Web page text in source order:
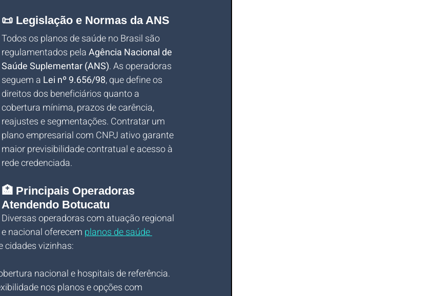
📜 Legislação e Normas da ANS
Todos os planos de saúde no Brasil são
regulamentados pela Agência Nacional de
Saúde Suplementar (ANS). As operadoras
seguem a Lei nº 9.656/98, que define os
direitos dos beneficiários quanto a
cobertura mínima, prazos de carência,
reajustes e segmentações. Contratar um
plano empresarial com CNPJ ativo garante
maior previsibilidade contratual e acesso à
rede credenciada.
🏥 Principais Operadoras
Atendendo Botucatu
Diversas operadoras com atuação regional
e nacional oferecem planos de saúde
cidades vizinhas:
nacional e hospitais de referência.
nos planos e opções com